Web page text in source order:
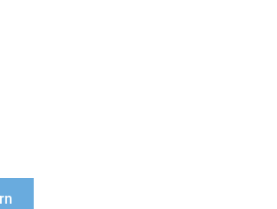
für Club) nach
Wie Sie bei der Durchsicht
klassischen IR-Hardcore-
oder so? Nun, die
Aber Sie werden sich